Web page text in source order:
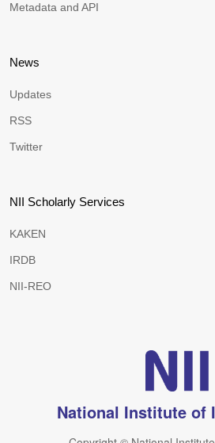
Metadata and API
News
Updates
RSS
Twitter
NII Scholarly Services
KAKEN
IRDB
NII-REO
National Institute of